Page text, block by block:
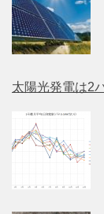
太陽光発電は2